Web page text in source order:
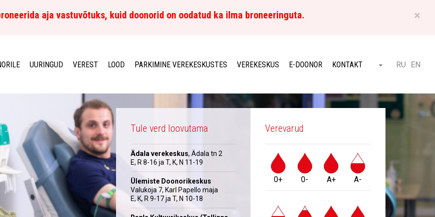
×
aja vastuvõtuks, kuid doonorid on oodatud ka ilma broneeringuta.
UURINGUD VEREST LOOD PARKIMINE VEREKESKUSTES VEREKESKUS E-DOONOR KONTAKT Otsi ET
RU EN
Tule verd loovutama
Ädala verekeskus, Ädala tn 2
E, R 8-16 ja T, K, N 11-19
Ülemiste Doonorikeskus
Valukoja 7, Karl Papello maja
E, K, R 9-17 ja T, N 10-18
Verevarud
0+ 0- A+ A-